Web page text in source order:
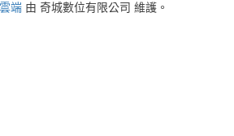
端由 奇城數位有限公司 維護。